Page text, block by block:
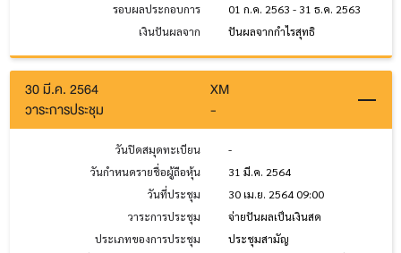
รอบผลประกอบการ
01 ก.ค. 2563 - 31 ธ.ค. 2563
เงินปันผลจาก
ปันผลจากกำไรสุทธิ
30 มี.ค. 2564
XM
วาระการประชุม
-
วันปิดสมุดทะเบียน
-
วันกำหนดรายชื่อผู้ถือหุ้น
31 มี.ค. 2564
วันที่ประชุม
30 เม.ย. 2564 09:00
วาระการประชุม
จ่ายปันผลเป็นเงินสด
ประเภทของการประชุม
ประชุมสามัญ